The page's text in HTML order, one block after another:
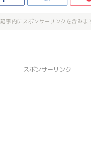
記事内にスポンサーリンクを含みま
スポンサーリンク